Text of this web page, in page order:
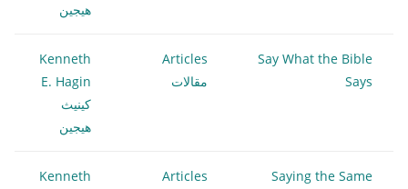
هيجين
Say What the Bible
Says
Articles
مقالات
Kenneth
E. Hagin
كينيث
هيجين
Saying the Same
Articles
Kenneth